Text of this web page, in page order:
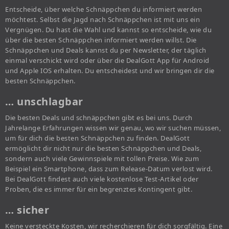
Entscheide, über welche Schnäppchen du informiert werden
möchtest. Selbst die Jagd nach Schnäppchen ist mit uns ein
Vergnügen. Du hast die Wahl und kannst so entscheide, wie du
über die besten Schnäppchen informiert werden willst. Die
Schnäppchen und Deals kannst du per Newsletter, der täglich
einmal verschickt wird oder über die DealGott App für Android
und Apple IOS erhalten. Du entscheidest und wir bringen dir die
besten Schnäppchen.
… unschlagbar
Die besten Deals und schnäppchen gibt es bei uns. Durch
Jahrelange Erfahrungen wissen wir genau, wo wir suchen müssen,
um für dich die besten Schnäppchen zu finden. DealGott
ermöglicht dir nicht nur die besten Schnäppchen und Deals,
sondern auch viele Gewinnspiele mit tollen Preise. Wie zum
Beispiel ein Smartphone, dass zum Release-Datum verlost wird.
Bei DealGott findest auch viele kostenlose Test-Artikel oder
Proben, die es immer für ein begrenztes Kontingent gibt.
… sicher
Keine versteckte Kosten, wir recherchieren für dich sorgfältig. Eine